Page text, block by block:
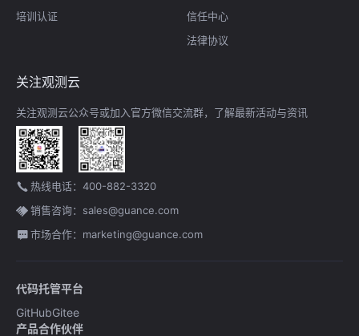
培训认证
信任中心
法律协议
关注观测云
关注观测云公众号或加入官方微信交流群，了解最新活动与资讯
热线电话：400-882-3320
销售咨询：sales@guance.com
市场合作：marketing@guance.com
代码托管平台
GitHubGitee
产品合作伙伴